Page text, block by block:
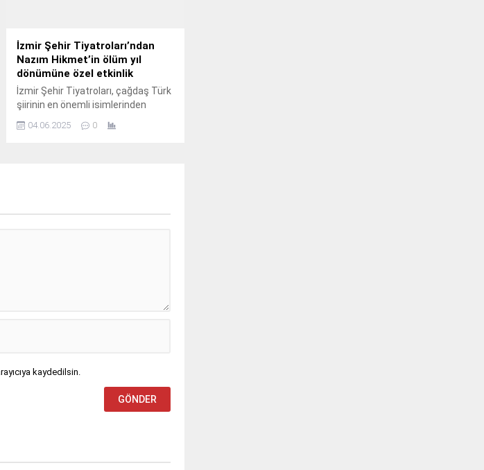
İzmir Şehir Tiyatroları’ndan
Nazım Hikmet’in ölüm yıl
dönümüne özel etkinlik
İzmir Şehir Tiyatroları, çağdaş Türk
şiirinin en önemli isimlerinden
dönümü nedeniyle sahnesinde özel
04.06.2025 0
kaydedilsin.